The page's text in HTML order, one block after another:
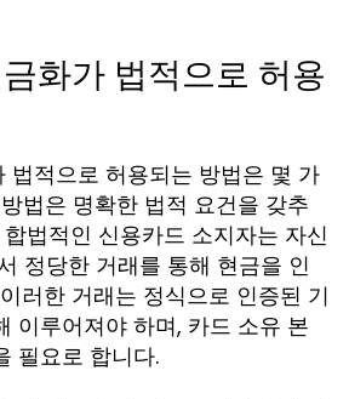
화가 법적으로 허용
법적으로 허용되는 방법은 몇 가
법은 명확한 법적 요건을 갖추
법적인 신용카드 소지자는 자신
정당한 거래를 통해 현금을 인
러한 거래는 정식으로 인증된 기
이루어져야 하며, 카드 소유 본
필요로 합니다.